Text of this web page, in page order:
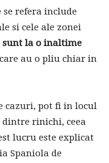
se refera include
si cele ale zonei
sunt la o inaltime
au o pliu chiar in
cazuri, pot fi in locul
rinichi, ceea
lucru este explicat
Spaniola de